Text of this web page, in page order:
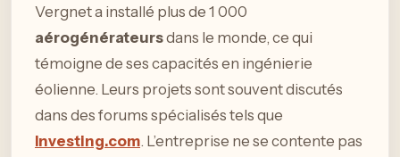
Vergnet a installé plus de 1 000
aérogénérateursdans le monde, ce qui
témoigne de ses capacités en ingénierie
éolienne. Leurs projets sont souvent discutés
dans des forums spécialisés tels que
Investing.com. L’entreprise ne se contente pas